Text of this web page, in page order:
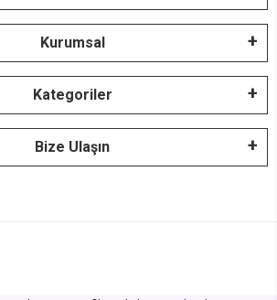
Kurumsal
Kategoriler
Bize Ulaşın